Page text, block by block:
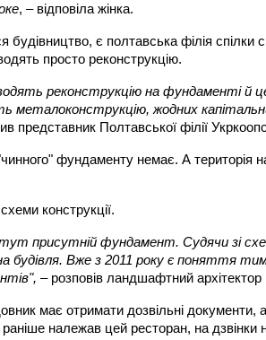
, – відповіла жінка.
будівництво, є полтавська філія спілки
просто реконструкцію.
реконструкцію на фундаменті й
металоконструкцію, жодних
представник Полтавської філії
фундаменту немає. А територія
конструкції.
присутній фундамент. Судячи зі
будівля. Вже з 2011 року є поняття
– розповів ландшафтний архітектор
має отримати дозвільні
належав цей ресторан, на дзвінки